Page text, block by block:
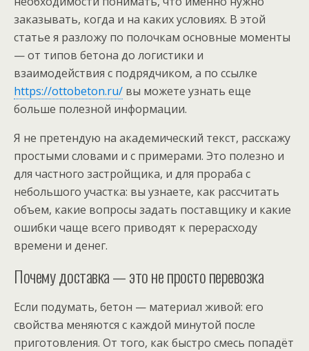
заказывать, когда и на каких условиях. В этой
статье я разложу по полочкам основные моменты
— от типов бетона до логистики и
взаимодействия с подрядчиком, а по ссылке
https://ottobeton.ru/ вы можете узнать еще
больше полезной информации.
Я не претендую на академический текст, расскажу
простыми словами и с примерами. Это полезно и
для частного застройщика, и для прораба с
небольшого участка: вы узнаете, как рассчитать
объем, какие вопросы задать поставщику и какие
ошибки чаще всего приводят к перерасходу
времени и денег.
Почему доставка — это не просто перевозка
Если подумать, бетон — материал живой: его
свойства меняются с каждой минутой после
приготовления. От того, как быстро смесь попадёт